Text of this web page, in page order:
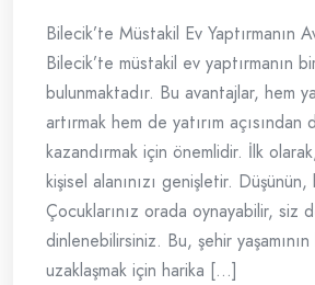
Bilecik’te Müstakil Ev Yaptırmanın
Bilecik’te müstakil ev yaptırmanın
bulunmaktadır. Bu avantajlar, hem
artırmak hem de yatırım açısından
kazandırmak için önemlidir. İlk
kişisel alanınızı genişletir.
Çocuklarınız orada oynayabilir, siz
dinlenebilirsiniz. Bu, şehir yaşamının
uzaklaşmak için harika [...]